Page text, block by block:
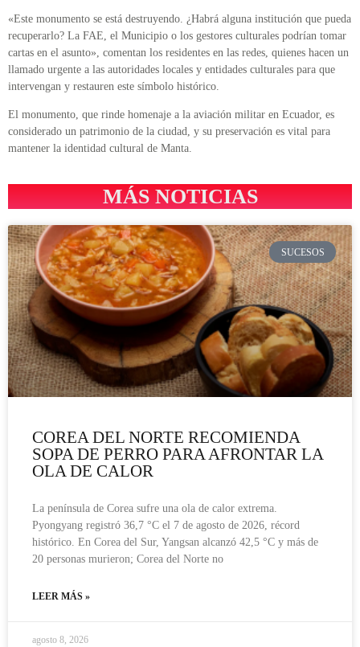
«Este monumento se está destruyendo. ¿Habrá alguna institución que pueda
recuperarlo? La FAE, el Municipio o los gestores culturales podrían tomar
cartas en el asunto», comentan los residentes en las redes, quienes hacen un
llamado urgente a las autoridades locales y entidades culturales para que
intervengan y restauren este símbolo histórico.
El monumento, que rinde homenaje a la aviación militar en Ecuador, es
considerado un patrimonio de la ciudad, y su preservación es vital para
mantener la identidad cultural de Manta.
MÁS NOTICIAS
SUCESOS
COREA DEL NORTE RECOMIENDA
SOPA DE PERRO PARA AFRONTAR LA
OLA DE CALOR
La península de Corea sufre una ola de calor extrema.
Pyongyang registró 36,7 °C el 7 de agosto de 2026, récord
histórico. En Corea del Sur, Yangsan alcanzó 42,5 °C y más de
20 personas murieron; Corea del Norte no
LEER MÁS »
agosto 8, 2026